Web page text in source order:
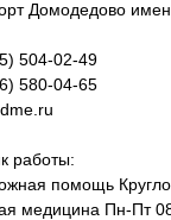
Домодедово
504-02-49
580-04-65
работы:
помощь
медицина Пн-Пт